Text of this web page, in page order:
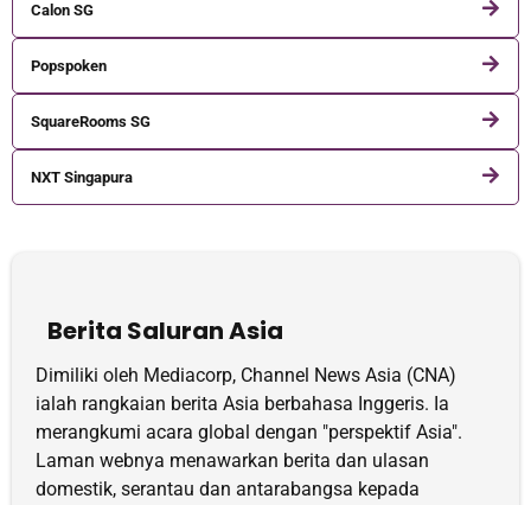
Calon SG
Popspoken
SquareRooms SG
NXT Singapura
Berita Saluran Asia
Dimiliki oleh Mediacorp, Channel News Asia (CNA)
ialah rangkaian berita Asia berbahasa Inggeris. Ia
merangkumi acara global dengan "perspektif Asia".
Laman webnya menawarkan berita dan ulasan
domestik, serantau dan antarabangsa kepada